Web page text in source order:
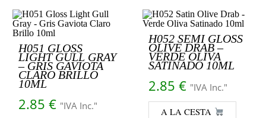
H051 GLOSS
LIGHT GULL GRAY
– GRIS GAVIOTA
CLARO BRILLO
10ML
2.85 € "IVA Inc."
H052 SEMI GLOSS
OLIVE DRAB –
VERDE OLIVA
SATINADO 10ML
2.85 € "IVA Inc."
A LA CESTA